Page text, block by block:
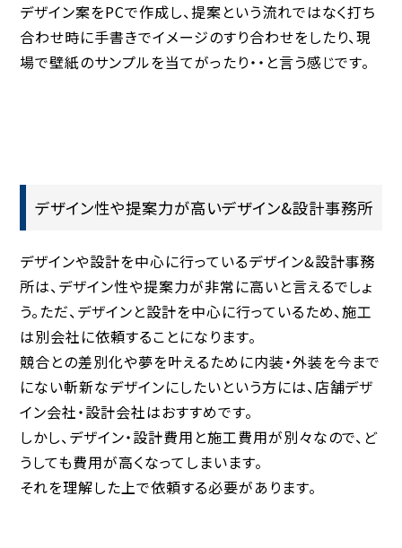
デザイン案をPCで作成し、提案という流れではなく打ち
合わせ時に手書きでイメージのすり合わせをしたり、現
場で壁紙のサンプルを当てがったり・・と言う感じです。
デザイン性や提案力が高いデザイン&設計事務所
デザインや設計を中心に行っているデザイン&設計事務
所は、デザイン性や提案力が非常に高いと言えるでしょ
う。ただ、デザインと設計を中心に行っているため、施工
は別会社に依頼することになります。
競合との差別化や夢を叶えるために内装・外装を今まで
にない斬新なデザインにしたいという方には、店舗デザ
イン会社・設計会社はおすすめです。
しかし、デザイン・設計費用と施工費用が別々なので、ど
うしても費用が高くなってしまいます。
それを理解した上で依頼する必要があります。